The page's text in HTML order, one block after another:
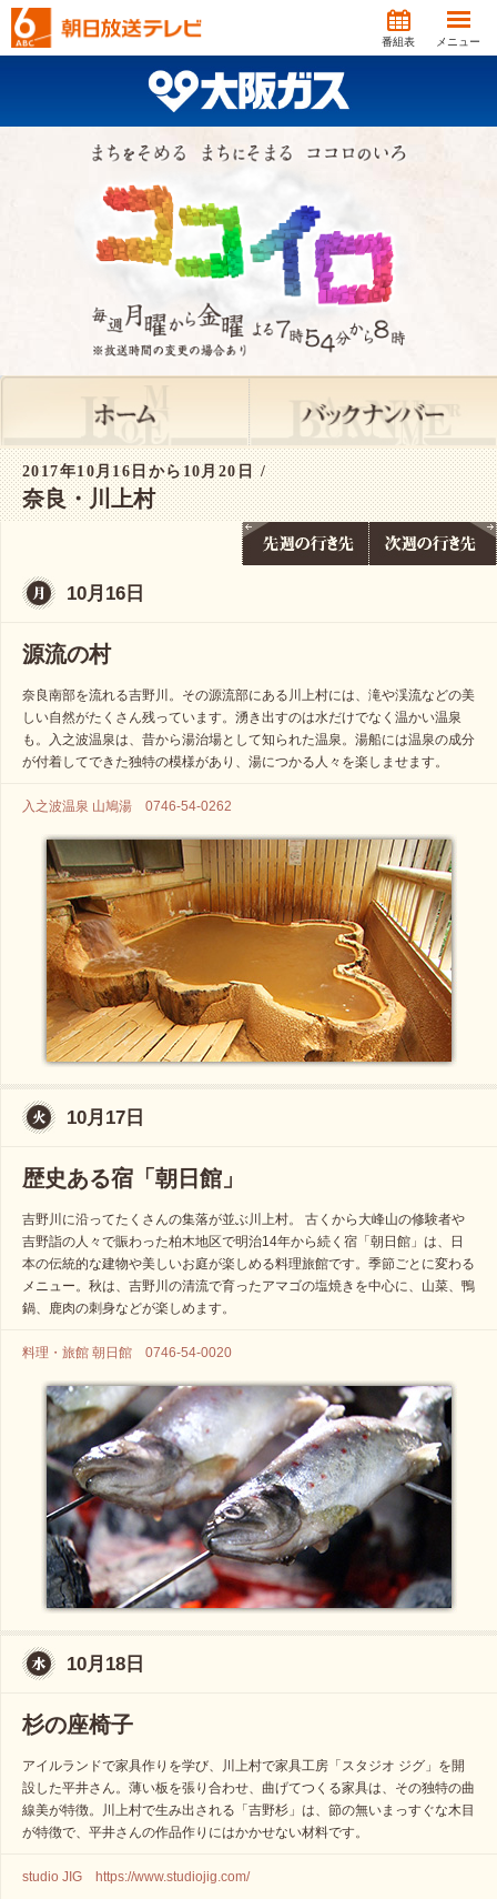
番組表 メニュー
2017年10月16日から10月20日 /
奈良・川上村
10月16日
源流の村
奈良南部を流れる吉野川。その源流部にある川上村には、滝や渓流などの美
しい自然がたくさん残っています。湧き出すのは水だけでなく温かい温泉
も。入之波温泉は、昔から湯治場として知られた温泉。湯船には温泉の成分
が付着してできた独特の模様があり、湯につかる人々を楽しませます。
入之波温泉 山鳩湯 0746-54-0262
10月17日
歴史ある宿「朝日館」
吉野川に沿ってたくさんの集落が並ぶ川上村。 古くから大峰山の修験者や
吉野詣の人々で賑わった柏木地区で明治14年から続く宿「朝日館」は、日
本の伝統的な建物や美しいお庭が楽しめる料理旅館です。季節ごとに変わる
メニュー。秋は、吉野川の清流で育ったアマゴの塩焼きを中心に、山菜、鴨
鍋、鹿肉の刺身などが楽しめます。
料理・旅館 朝日館 0746-54-0020
10月18日
杉の座椅子
アイルランドで家具作りを学び、川上村で家具工房「スタジオ ジグ」を開
設した平井さん。薄い板を張り合わせ、曲げてつくる家具は、その独特の曲
線美が特徴。川上村で生み出される「吉野杉」は、節の無いまっすぐな木目
が特徴で、平井さんの作品作りにはかかせない材料です。
studio JIG https://www.studiojig.com/